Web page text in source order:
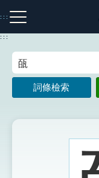
到
主
:::
注音索引圖示
:::
詞條檢索